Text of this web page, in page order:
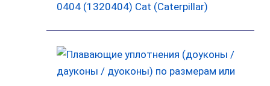
0404 (1320404) Cat (Caterpillar)